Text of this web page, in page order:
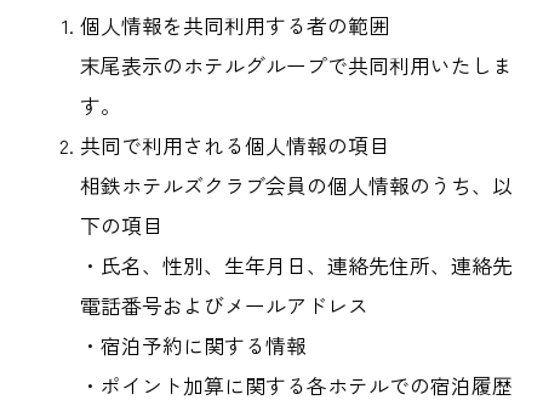
個人情報を共同利用する者の範囲
末尾表示のホテルグループで共同利用いたしま
す。
共同で利用される個人情報の項目
相鉄ホテルズクラブ会員の個人情報のうち、以
下の項目
・氏名、性別、生年月日、連絡先住所、連絡先
電話番号およびメールアドレス
・宿泊予約に関する情報
・ポイント加算に関する各ホテルでの宿泊履歴